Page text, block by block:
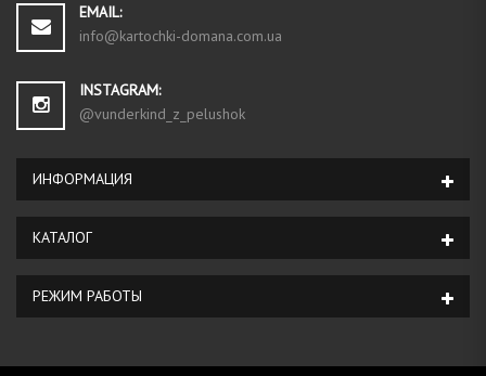
EMAIL:
info@kartochki-domana.com.ua
INSTAGRAM:
@vunderkind_z_pelushok
ИНФОРМАЦИЯ
КАТАЛОГ
РЕЖИМ РАБОТЫ